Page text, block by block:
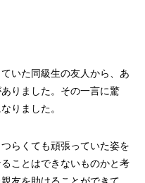
いた同級生の友人から、あ
りました。その一言に驚
りました。
らくても頑張っていた姿を
ことはできないものかと考